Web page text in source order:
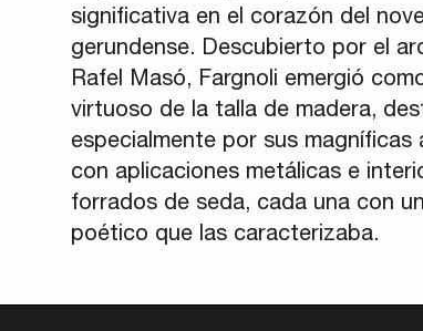
significativa en el corazón del
gerundense. Descubierto por el
Rafel Masó, Fargnoli emergió
virtuoso de la talla de madera,
especialmente por sus magníficas
con aplicaciones metálicas e
forrados de seda, cada una con
poético que las caracterizaba.